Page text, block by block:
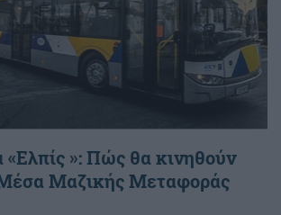
«Ελπίς »: Πώς θα κινηθούν
Μαζικής Μεταφοράς